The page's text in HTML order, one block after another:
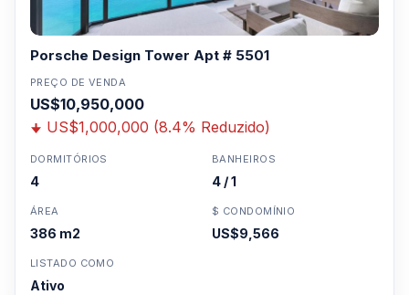
Porsche Design Tower Apt # 5501
PREÇO DE VENDA
US$10,950,000
US$1,000,000 (8.4% Reduzido)
DORMITÓRIOS
4
BANHEIROS
4 / 1
ÁREA
386 m2
$ CONDOMÍNIO
US$9,566
LISTADO COMO
Ativo